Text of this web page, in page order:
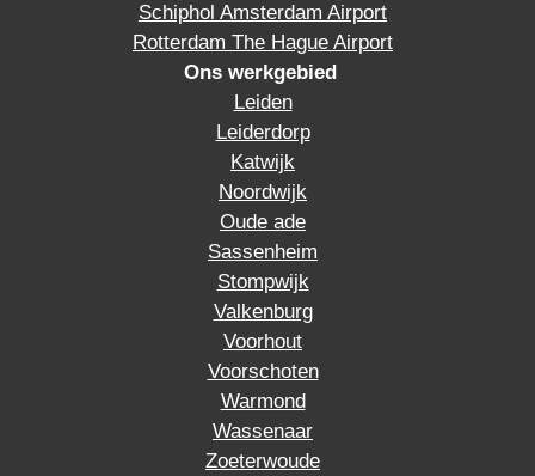
Schiphol Amsterdam Airport
Rotterdam The Hague Airport
Ons werkgebied
Leiden
Leiderdorp
Katwijk
Noordwijk
Oude ade
Sassenheim
Stompwijk
Valkenburg
Voorhout
Voorschoten
Warmond
Wassenaar
Zoeterwoude